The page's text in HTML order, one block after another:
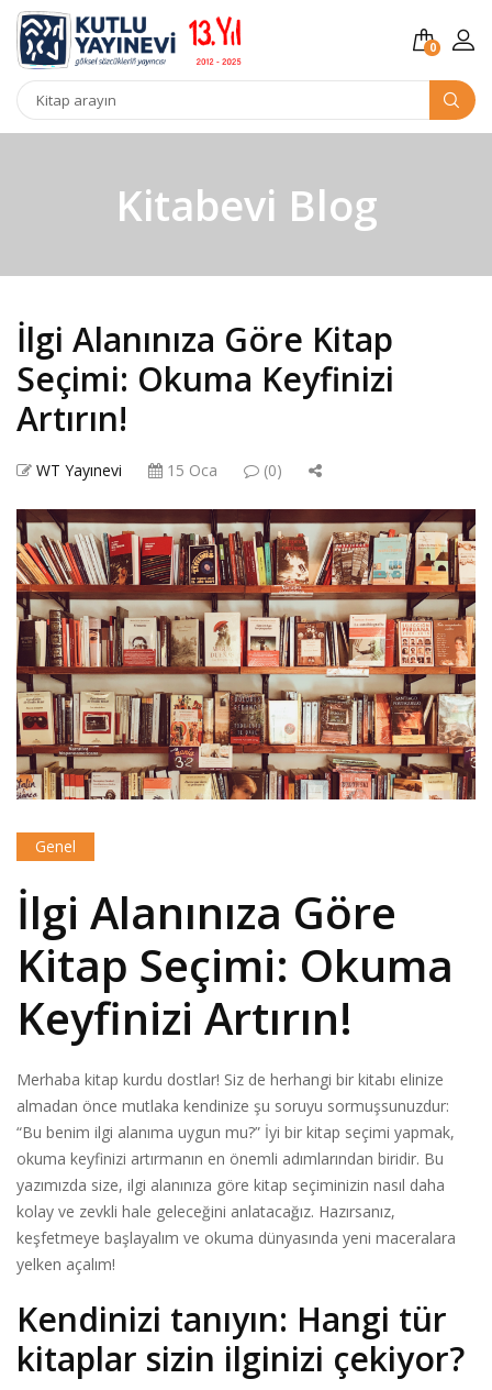
0
Kitap
arama
Kitabevi Blog
İlgi Alanınıza Göre Kitap
Seçimi: Okuma Keyfinizi
Artırın!
WT Yayınevi 15 Oca (0)
Genel
İlgi Alanınıza Göre
Kitap Seçimi: Okuma
Keyfinizi Artırın!
Merhaba kitap kurdu dostlar! Siz de herhangi bir kitabı elinize
almadan önce mutlaka kendinize şu soruyu sormuşsunuzdur:
“Bu benim ilgi alanıma uygun mu?” İyi bir kitap seçimi yapmak,
okuma keyfinizi artırmanın en önemli adımlarından biridir. Bu
yazımızda size, ilgi alanınıza göre kitap seçiminizin nasıl daha
kolay ve zevkli hale geleceğini anlatacağız. Hazırsanız,
keşfetmeye başlayalım ve okuma dünyasında yeni maceralara
yelken açalım!
Kendinizi tanıyın: Hangi tür
kitaplar sizin ilginizi çekiyor?